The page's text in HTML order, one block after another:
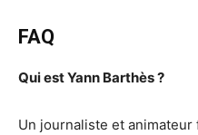
FAQ
Qui est Yann Barthès ?
Un journaliste et